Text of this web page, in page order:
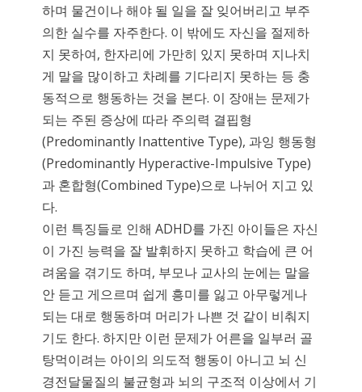
하며 물건이나 해야 될 일을 잘 잊어버리고 부주
의한 실수를 자주한다. 이 밖에도 자신을 절제하
지 못하여, 한자리에 가만히 있지 못하며 지나치
게 말을 많이하고 차례를 기다리지 못하는 등 충
동적으로 행동하는 것을 본다. 이 장애는 문제가
되는 주된 증상에 따라 주의력 결핍형
(Predominantly Inattentive Type), 과잉 행동형
(Predominantly Hyperactive-Impulsive Type)
과 혼합형(Combined Type)으로 나뉘어 지고 있
다.
이런 특징들로 인해 ADHD를 가진 아이들은 자신
이 가진 능력을 잘 발휘하지 못하고 학습에 큰 어
려움을 겪기도 하며, 부모나 교사의 눈에는 말을
안 듣고 게으르며 쉽게 흥미를 잃고 아무렇게나
되는 대로 행동하며 머리가 나쁜 것 같이 비춰지
기도 한다. 하지만 이런 문제가 어른을 일부러 골
탕먹이려는 아이의 의도적 행동이 아니고 뇌 신
경전달물질의 불균형과 뇌의 구조적 이상에서 기